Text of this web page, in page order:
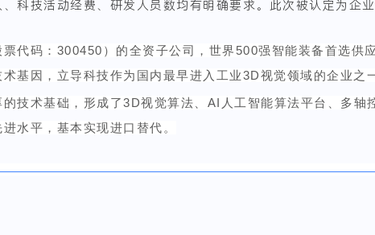
科技活动经费、研发人员数均有明确要求。 此次被认定为企
码：300450）的全资子公司，世界500强智能装备首选供应
基因，立导科技作为国内最早进入工业3D视觉领域的企业之
技术基础， 形成了3D视觉算法、AI人工智能算法平台、多轴
水平，基本实现进口替代。